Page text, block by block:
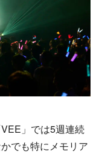
」では5週連続
でも特にメモリア